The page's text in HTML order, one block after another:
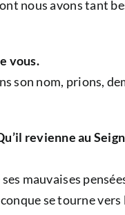
nous avons tant
vous.
son nom, prions,
revienne au
mauvaises
se tourne